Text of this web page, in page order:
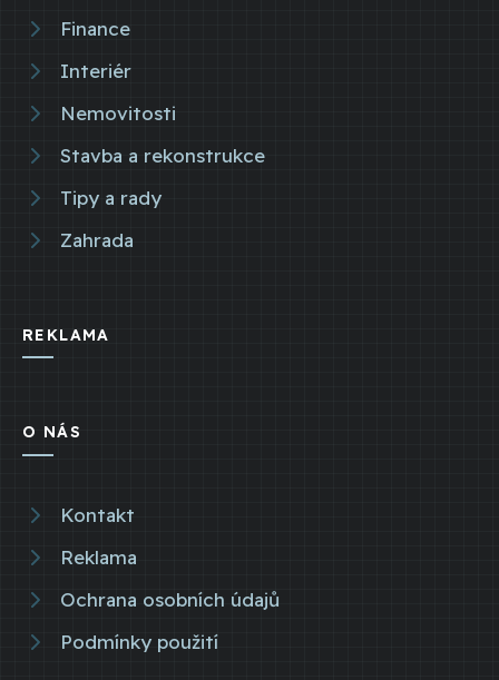
Finance
Interiér
Nemovitosti
Stavba a rekonstrukce
Tipy a rady
Zahrada
REKLAMA
O NÁS
Kontakt
Reklama
Ochrana osobních údajů
Podmínky použití